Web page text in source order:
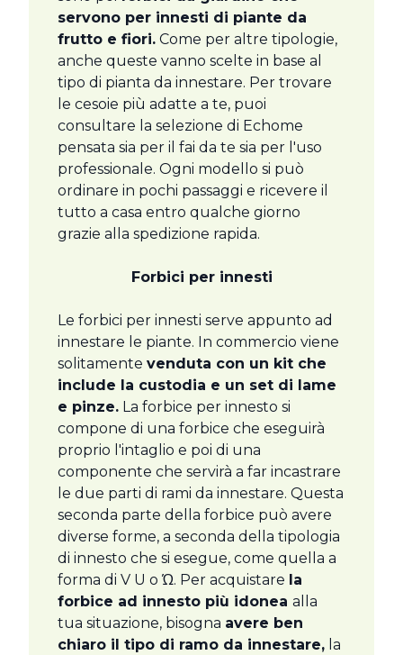
servono per innesti di piante da
frutto e fiori. Come per altre tipologie,
anche queste vanno scelte in base al
tipo di pianta da innestare. Per trovare
le cesoie più adatte a te, puoi
consultare la selezione di Echome
pensata sia per il fai da te sia per l'uso
professionale. Ogni modello si può
ordinare in pochi passaggi e ricevere il
tutto a casa entro qualche giorno
grazie alla spedizione rapida.
Forbici per innesti
Le forbici per innesti serve appunto ad
innestare le piante. In commercio viene
solitamente venduta con un kit che
include la custodia e un set di lame
e pinze. La forbice per innesto si
compone di una forbice che eseguirà
proprio l'intaglio e poi di una
componente che servirà a far incastrare
le due parti di rami da innestare. Questa
seconda parte della forbice può avere
diverse forme, a seconda della tipologia
di innesto che si esegue, come quella a
forma di V U o Ώ. Per acquistare la
forbice ad innesto più idonea alla
tua situazione, bisogna avere ben
chiaro il tipo di ramo da innestare, la